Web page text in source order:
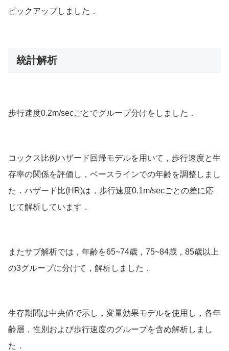
ピックアップしました．
統計解析
歩行速度0.2m/secごとでグループ分けをしました．
コックス比例ハザード回帰モデルを用いて，歩行速度と生
存率の関係を評価し，ベースラインでの年齢を調整しまし
た．ハザード比(HR)は，歩行速度0.1m/secごとの差に応
じて解析しています．
またサブ解析では，年齢を65~74歳，75~84歳，85歳以上
の3グループに分けて，解析しました．
生存期間は中央値で示し，変量効果モデルを使用し，各年
齢層，性別および歩行速度のグループを含め解析しまし
た．